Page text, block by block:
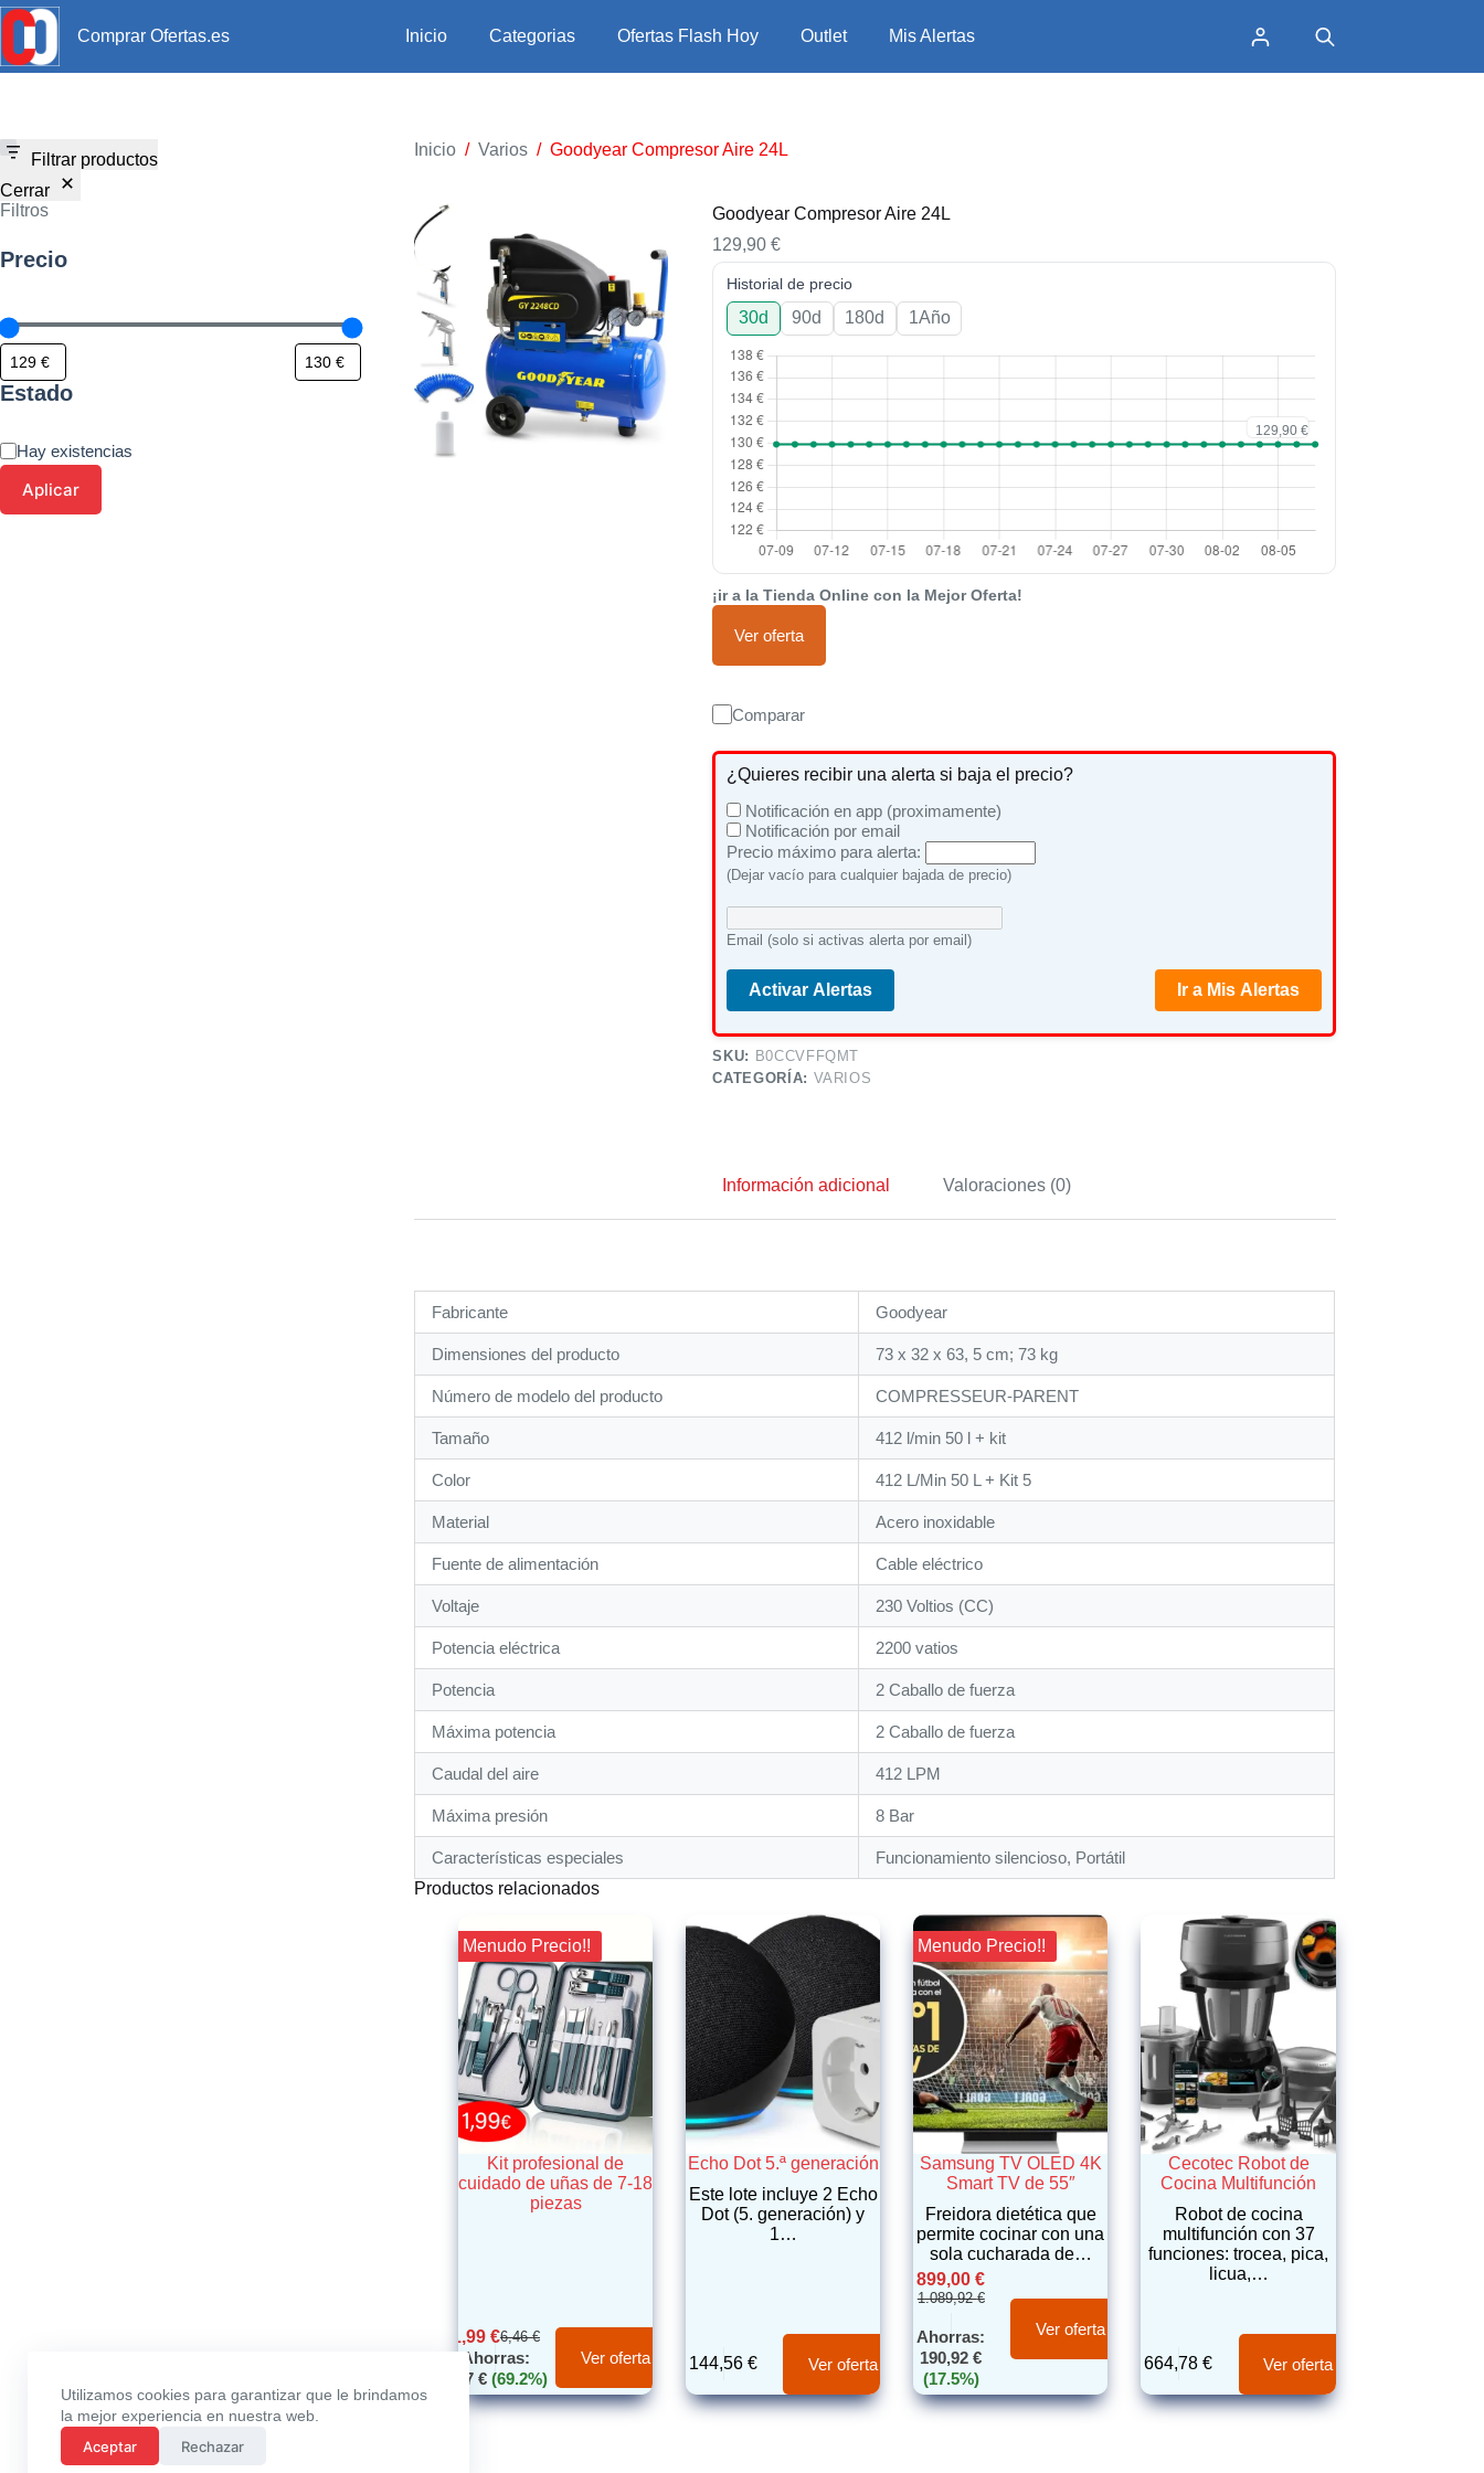
Utilizamos cookies para garantizar que le brindamos
la mejor experiencia en nuestra web.
Aceptar
Rechazar
Comprar Ofertas.es Inicio Categorias Ofertas Flash Hoy Outlet Mis Alertas
Inicio / Varios / Goodyear Compresor Aire 24L
Goodyear Compresor Aire 24L
129,90€
Historial de precio
30d 90d 180d 1Año
¡ir a la Tienda Online con la Mejor Oferta!
Ver oferta
Comparar
¿Quieres recibir una alerta si baja el precio?
Notificación en app (proximamente)
Notificación por email
Precio máximo para alerta:
(Dejar vacío para cualquier bajada de precio)
Email (solo si activas alerta por email)
Activar Alertas Ir a Mis Alertas
SKU: B0CCVFFQMT
CATEGORÍA: VARIOS
Información adicional Valoraciones (0)
Fabricante ‎Goodyear
Dimensiones del producto ‎73 x 32 x 63, 5 cm; 73 kg
Número de modelo del producto ‎COMPRESSEUR-PARENT
Tamaño ‎412 l/min 50 l + kit
Color ‎412 L/Min 50 L + Kit 5
Material ‎Acero inoxidable
Fuente de alimentación ‎Cable eléctrico
Voltaje ‎230 Voltios (CC)
Potencia eléctrica ‎2200 vatios
Potencia ‎2 Caballo de fuerza
Máxima potencia ‎2 Caballo de fuerza
Caudal del aire ‎412 LPM
Máxima presión ‎8 Bar
Características especiales
‎Funcionamiento silencioso, Portátil
Productos relacionados
¡¡ Menudo Precio!!
Kit profesional de
cuidado de uñas de 7-18
piezas
6,46€
1,99 €
Ahorras:
4,47€ (69.2%)
Ver oferta
Echo Dot 5.ª generación
Este lote incluye 2 Echo
Dot (5. generación) y
1…
144,56€ Ver oferta
¡¡ Menudo Precio!!
Samsung TV OLED 4K
Smart TV de 55″
Freidora dietética que
permite cocinar con una
sola cucharada de…
1.089,92€
899,00€
Ahorras:
190,92€
(17.5%)
Ver oferta
Cecotec Robot de
Cocina Multifunción
Robot de cocina
multifunción con 37
funciones: trocea, pica,
licua,…
664,78€ Ver oferta
Filtrar productos
Cerrar
Filtros
Precio
Estado
Hay existencias
Aplicar